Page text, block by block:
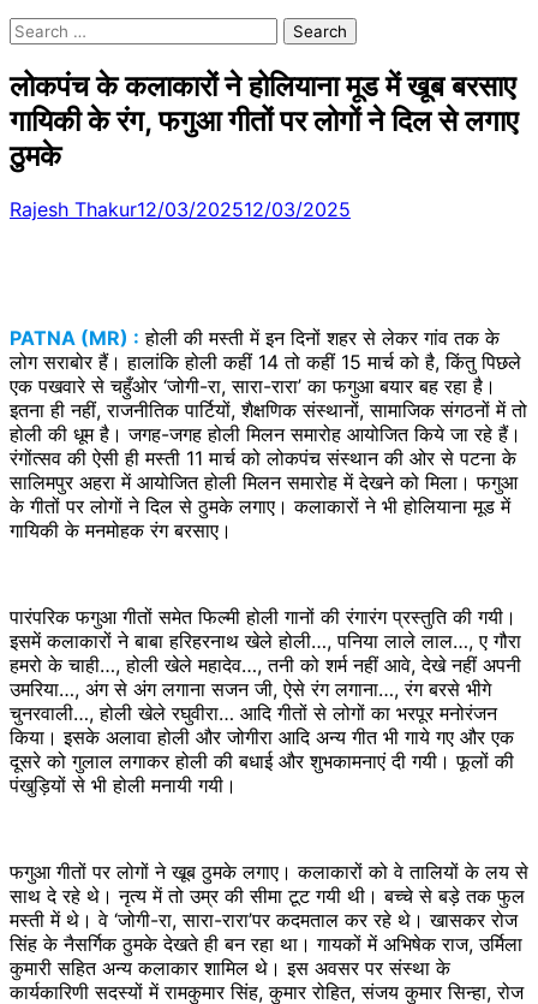
Search
लोकपंच के कलाकारों ने होलियाना मूड में खूब बरसाए
गायिकी के रंग, फगुआ गीतों पर लोगों ने दिल से लगाए
ठुमके
Rajesh Thakur12/03/202512/03/2025
PATNA (MR) : होली की मस्ती में इन दिनों शहर से लेकर गांव तक के
लोग सराबोर हैं। हालांकि होली कहीं 14 तो कहीं 15 मार्च को है, किंतु पिछले
एक पखवारे से चहुँओर ‘जोगी-रा, सारा-रारा’ का फगुआ बयार बह रहा है।
इतना ही नहीं, राजनीतिक पार्टियों, शैक्षणिक संस्थानों, सामाजिक संगठनों में तो
होली की धूम है। जगह-जगह होली मिलन समारोह आयोजित किये जा रहे हैं।
रंगोंत्सव की ऐसी ही मस्ती 11 मार्च को लोकपंच संस्थान की ओर से पटना के
सालिमपुर अहरा में आयोजित होली मिलन समारोह में देखने को मिला। फगुआ
के गीतों पर लोगों ने दिल से ठुमके लगाए। कलाकारों ने भी होलियाना मूड में
गायिकी के मनमोहक रंग बरसाए।
पारंपरिक फगुआ गीतों समेत फिल्मी होली गानों की रंगारंग प्रस्तुति की गयी।
इसमें कलाकारों ने बाबा हरिहरनाथ खेले होली…, पनिया लाले लाल…, ए गौरा
हमरो के चाही…, होली खेले महादेव…, तनी को शर्म नहीं आवे, देखे नहीं अपनी
उमरिया…, अंग से अंग लगाना सजन जी, ऐसे रंग लगाना…, रंग बरसे भीगे
चुनरवाली…, होली खेले रघुवीरा… आदि गीतों से लोगों का भरपूर मनोरंजन
किया। इसके अलावा होली और जोगीरा आदि अन्य गीत भी गाये गए और एक
दूसरे को गुलाल लगाकर होली की बधाई और शुभकामनाएं दी गयी। फूलों की
पंखुड़ियों से भी होली मनायी गयी।
फगुआ गीतों पर लोगों ने खूब ठुमके लगाए। कलाकारों को वे तालियों के लय से
साथ दे रहे थे। नृत्य में तो उम्र की सीमा टूट गयी थी। बच्चे से बड़े तक फुल
मस्ती में थे। वे ‘जोगी-रा, सारा-रारा’पर कदमताल कर रहे थे। खासकर रोज
सिंह के नैसर्गिक ठुमके देखते ही बन रहा था। गायकों में अभिषेक राज, उर्मिला
कुमारी सहित अन्य कलाकार शामिल थे। इस अवसर पर संस्था के
कार्यकारिणी सदस्यों में रामकुमार सिंह, कुमार रोहित, संजय कुमार सिन्हा, रोज